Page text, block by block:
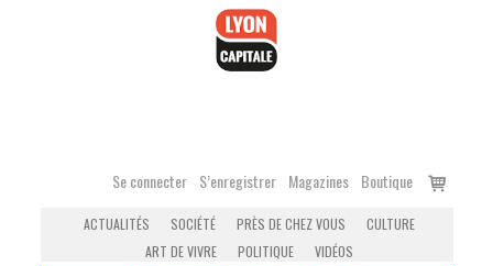
Se connecter S’enregistrer Magazines Boutique
Voir
ACTUALITÉS SOCIÉTÉ PRÈS DE CHEZ VOUS
CULTURE
ART DE VIVRE
POLITIQUE VIDÉOS